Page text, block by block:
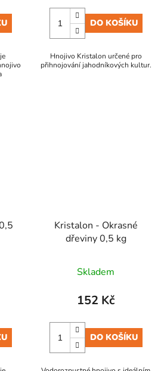
DO KOŠÍKU
Hnojivo Kristalon určené pro
přihnojování jahodníkových kultur.
Kristalon - Okrasné
dřeviny 0,5 kg
Skladem
152 Kč
DO KOŠÍKU